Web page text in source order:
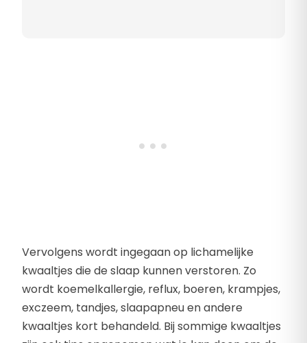
Vervolgens wordt ingegaan op lichamelijke
kwaaltjes die de slaap kunnen verstoren. Zo
wordt koemelkallergie, reflux, boeren, krampjes,
exczeem, tandjes, slaapapneu en andere
kwaaltjes kort behandeld. Bij sommige kwaaltjes